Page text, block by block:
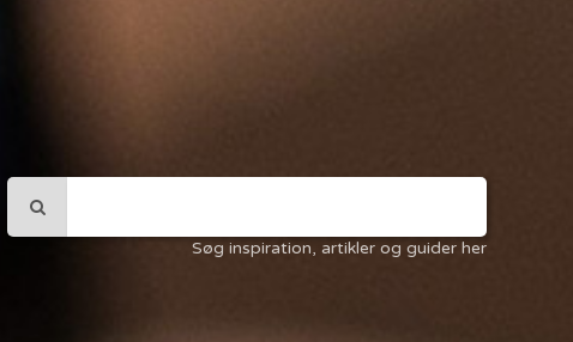
Søg inspiration, artikler og guider her